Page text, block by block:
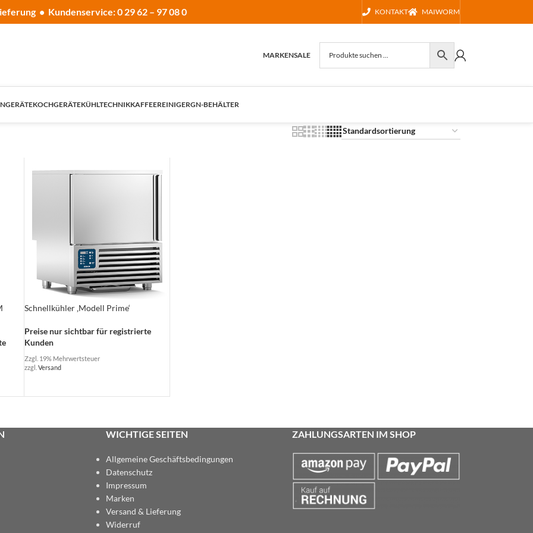
• Kundenservice: 0 29 62 – 97 08 0 KONTAKT MAIWORM
MARKENSALE
KOCHGERÄTEKÜHLTECHNIKKAFFEEREINIGERGN-BEHÄLTER
Schnellkühler ‚Modell Prime‘
Preise nur sichtbar für registrierte
Kunden
Zzgl. 19% Mehrwertsteuer
zzgl.Versand
WICHTIGE SEITEN
Allgemeine Geschäftsbedingungen
Datenschutz
Impressum
Marken
Versand & Lieferung
Widerruf
ZAHLUNGSARTEN IM SHOP